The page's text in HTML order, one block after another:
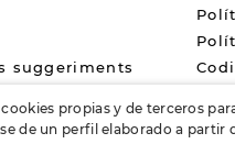
suggeriments
propias y de terceros
de un perfil elaborado a